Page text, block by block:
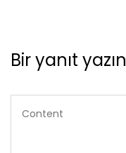
Bir yanıt yazın